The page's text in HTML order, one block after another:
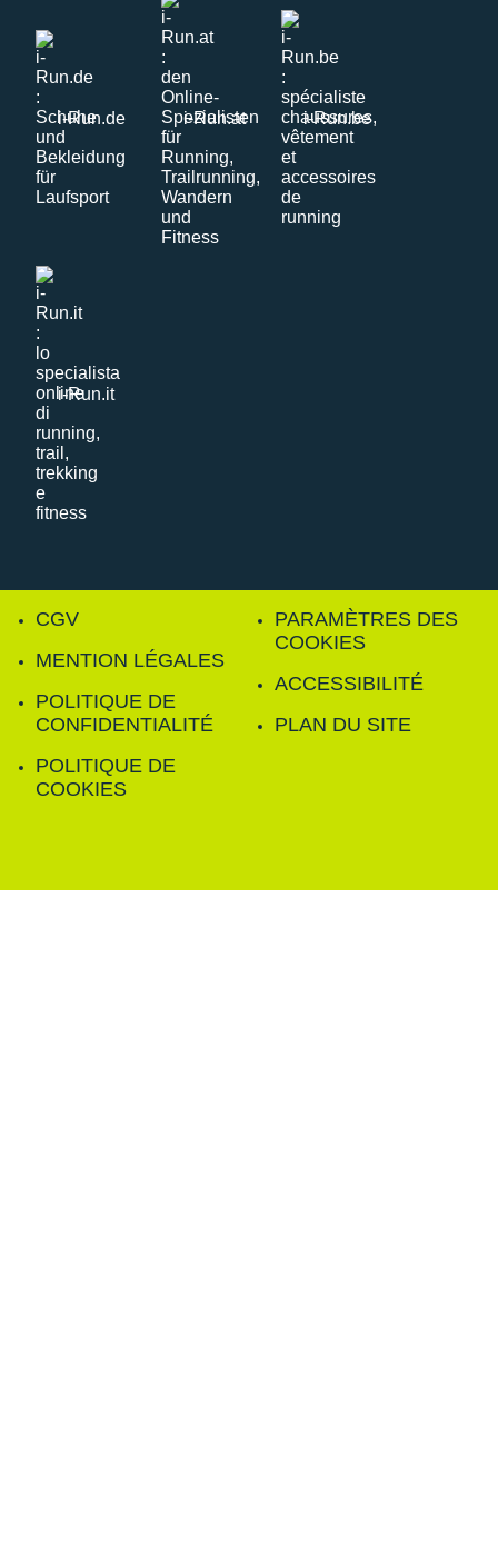
i-Run.de i-Run.at i-Run.be
i-Run.it
CGV
MENTION LÉGALES
POLITIQUE DE
CONFIDENTIALITÉ
POLITIQUE DE
COOKIES
PARAMÈTRES DES
COOKIES
ACCESSIBILITÉ
PLAN DU SITE